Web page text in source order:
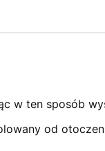
w ten sposób
od